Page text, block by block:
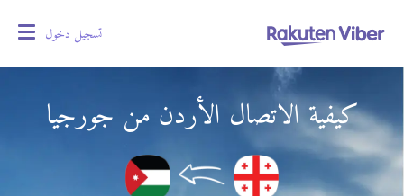
تسجيل دخول
كيفية الاتصال الأردن من جورجيا